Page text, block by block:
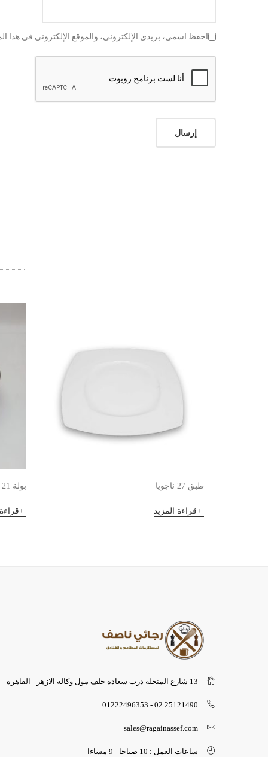
احفظ اسمي، بريدي الإلكتروني، والموقع الإلكتروني في هذا
بولة 21 ايطالي ماهوجني طبق 27 ناجويا
قراءة المزيد
13 شارع المنجلة درب سعادة خلف مول وكالة الازهر - القاهرة
25121490 02 - 01222496353
sales@ragainassef.com
ساعات العمل : 10 صباحا - 9 مساءا